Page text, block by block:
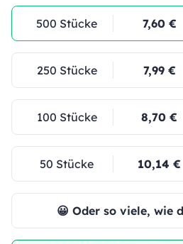
500 Stücke 7,60 €
250 Stücke 7,99 €
100 Stücke 8,70 €
50 Stücke 10,14 €
😀 Oder so viele, wie